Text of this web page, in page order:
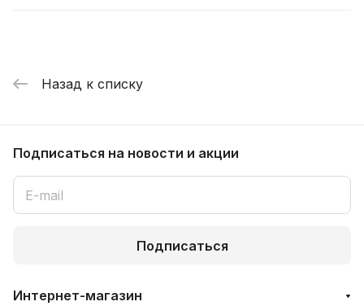
Назад к списку
Подписаться на новости и акции
Подписаться
Интернет-магазин